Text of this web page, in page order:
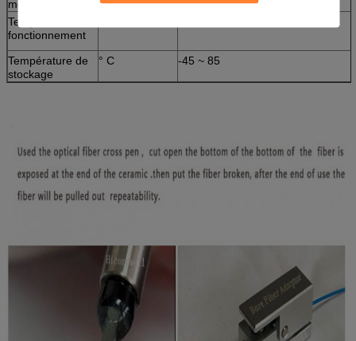
mécanique
Température de
fonctionnement
Température de
stockage
° C -45 ~ 85